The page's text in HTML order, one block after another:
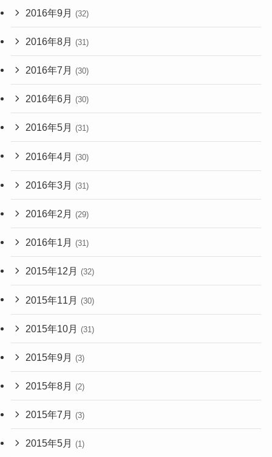
2016年9月 (32)
2016年8月 (31)
2016年7月 (30)
2016年6月 (30)
2016年5月 (31)
2016年4月 (30)
2016年3月 (31)
2016年2月 (29)
2016年1月 (31)
2015年12月 (32)
2015年11月 (30)
2015年10月 (31)
2015年9月 (3)
2015年8月 (2)
2015年7月 (3)
2015年5月 (1)